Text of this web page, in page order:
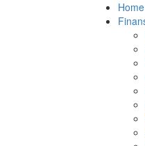
Home